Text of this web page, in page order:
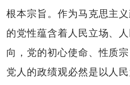
根本宗旨。作为马克思主
的党性蕴含着人民立场、
向，党的初心使命、性质
党人的政绩观必然是以人